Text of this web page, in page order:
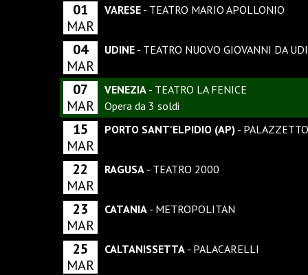
01
MAR
VARESE - TEATRO MARIO APOLLONIO
04
MAR
UDINE - TEATRO NUOVO GIOVANNI DA
07
MAR
VENEZIA - TEATRO LA FENICE
Opera da 3 soldi
15
MAR
PORTO SANT'ELPIDIO (AP) -
22
MAR
RAGUSA - TEATRO 2000
23
MAR
CATANIA - METROPOLITAN
25
MAR
CALTANISSETTA - PALACARELLI